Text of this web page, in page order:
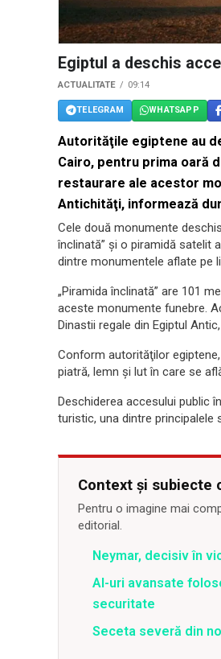
Egiptul a deschis
ACTUALITATE 09:14
TELEGRAM WHATSAPP
Autorităţile egiptene au
Cairo, pentru prima oară
restaurare ale acestor
Antichităţi, informează
Cele două monumente
înclinată” şi o piramidă satelit
dintre monumentele aflate pe
„Piramida înclinată” are 101
aceste monumente funebre.
Dinastii regale din Egiptul
Conform autorităţilor
piatră, lemn şi lut în care se
Deschiderea accesului public
turistic, una dintre principalele
Context și subiecte
Pentru o imagine mai
editorial.
Neymar, decisiv în
AI-uri avansate
securitate
Seceta severă din